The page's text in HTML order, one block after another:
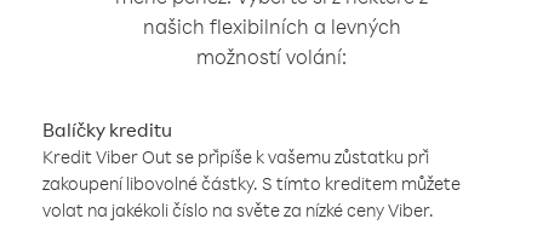
našich flexibilních a levných
možností volání:
Balíčky kreditu
Kredit Viber Out se připíše k vašemu zůstatku při
zakoupení libovolné částky. S tímto kreditem můžete
volat na jakékoli číslo na světe za nízké ceny Viber.